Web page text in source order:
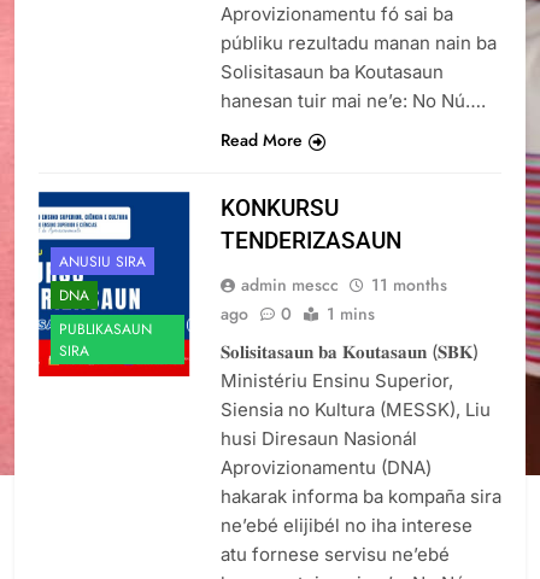
Aprovizionamentu fó sai ba
públiku rezultadu manan nain ba
Solisitasaun ba Koutasaun
hanesan tuir mai ne’e: No Nú….
Read More
ANUSIU SIRA
DNA
PUBLIKASAUN
SIRA
KONKURSU
TENDERIZASAUN
admin mescc
11 months
ago
0 1 mins
𝐒𝐨𝐥𝐢𝐬𝐢𝐭𝐚𝐬𝐚𝐮𝐧 𝐛𝐚 𝐊𝐨𝐮𝐭𝐚𝐬𝐚𝐮𝐧 (𝐒𝐁𝐊)
Ministériu Ensinu Superior,
Siensia no Kultura (MESSK), Liu
husi Diresaun Nasionál
Aprovizionamentu (DNA)
hakarak informa ba kompaña sira
ne’ebé elijibél no iha interese
atu fornese servisu ne’ebé